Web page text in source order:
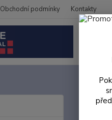
Obchodní podmínky Kontakty
Úvod